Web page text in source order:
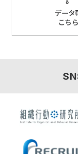
データ
こち